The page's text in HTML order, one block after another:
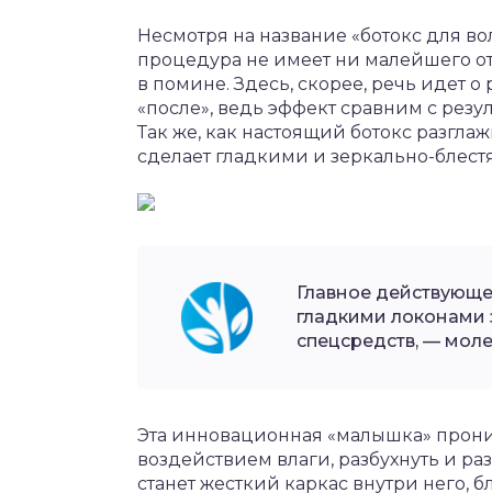
Несмотря на название «ботокс для
процедура не имеет ни малейшего
в помине. Здесь, скорее, речь идет
«после», ведь эффект сравним с
Так же, как настоящий ботокс
сделает гладкими и зеркально-
Главное
гладкими локонами
спецсредств, —
Эта инновационная «малышка»
воздействием влаги, разбухнуть и
станет жесткий каркас внутри него,